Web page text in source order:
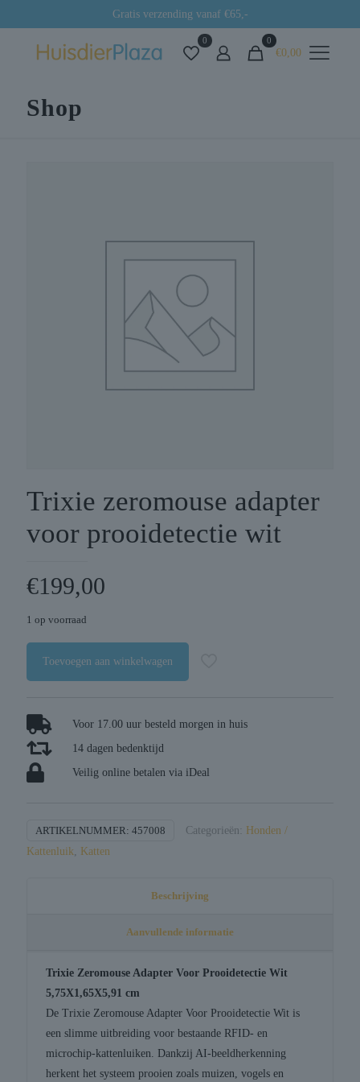
Gratis verzending vanaf €65,-
0 0
€0,00
Shop
Trixie zeromouse adapter
voor prooidetectie wit
€199,00
1 op voorraad
Toevoegen aan winkelwagen
Voor 17.00 uur besteld morgen in huis
14 dagen bedenktijd
Veilig online betalen via iDeal
ARTIKELNUMMER: 457008 Categorieën:
Honden /
Kattenluik, Katten
Beschrijving
Aanvullende informatie
Trixie Zeromouse Adapter Voor Prooidetectie Wit
5,75X1,65X5,91 cm
De Trixie Zeromouse Adapter Voor Prooidetectie Wit is
een slimme uitbreiding voor bestaande RFID- en
microchip-kattenluiken. Dankzij AI-beeldherkenning
herkent het systeem prooien zoals muizen, vogels en